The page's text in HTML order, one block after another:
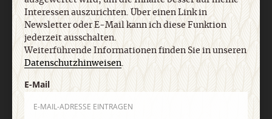
Nach oben
Interessen auszurichten. Über einen Link in
Newsletter oder E-Mail kann ich diese Funktion
jederzeit ausschalten.
Weiterführende Informationen finden Sie in unseren
Datenschutzhinweisen.
E-Mail